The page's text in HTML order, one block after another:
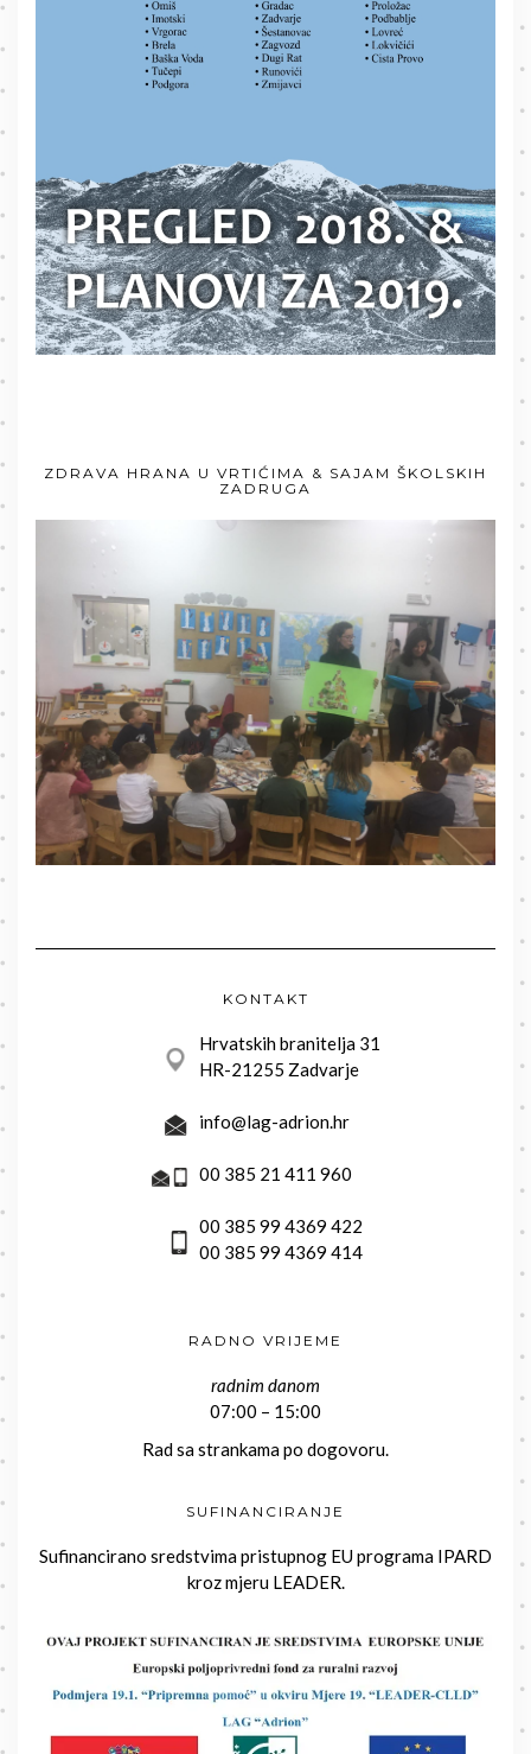
ZDRAVA HRANA U VRTIĆIMA & SAJAM ŠKOLSKIH
ZADRUGA
KONTAKT
Hrvatskih branitelja 31
HR-21255 Zadvarje
info@lag-adrion.hr
00 385 21 411 960
00 385 99 4369 422
00 385 99 4369 414
RADNO VRIJEME
radnim danom
07:00 – 15:00
Rad sa strankama po dogovoru.
SUFINANCIRANJE
Sufinancirano sredstvima pristupnog EU programa IPARD
kroz mjeru LEADER.